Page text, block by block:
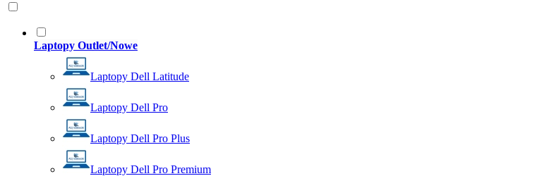
Laptopy Outlet/Nowe
Laptopy Dell Latitude
Laptopy Dell Pro
Laptopy Dell Pro Plus
Laptopy Dell Pro Premium